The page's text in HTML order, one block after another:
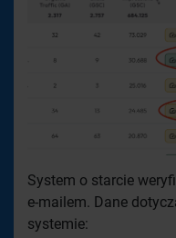
System o starcie
e-mailem. Dane
systemie: